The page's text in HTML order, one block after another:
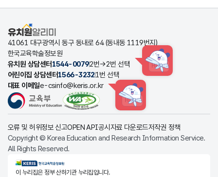
유치원알리미
41061 대구광역시 동구 동내로 64 (동내동 1119번지)
한국교육학술정보원
유치원 상담센터 1544-00792번→2번 선택 HINT
어린이집 상담센터1566-32321번 선택
대표 이메일e-csinfo@keris.or.kr
HINT
오류 및 허위정보 신고OPEN API공시자료 다운로드저작권 정책
Copyright © Korea Education and Research Information Service.
All Rights Reserved.
KERIS한국교육학술정보원
이 누리집은 정부 산하기관 누리집입니다.